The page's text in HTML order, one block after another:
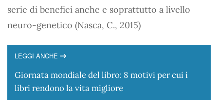
serie di benefici anche e soprattutto a livello
neuro-genetico (Nasca, C., 2015)
LEGGI ANCHE
Giornata mondiale del libro: 8 motivi per cui i
libri rendono la vita migliore